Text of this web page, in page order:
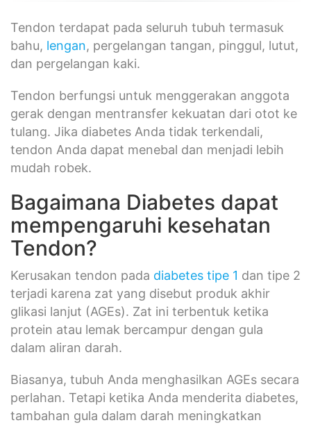
Tendon terdapat pada seluruh tubuh termasuk
bahu, lengan, pergelangan tangan, pinggul, lutut,
dan pergelangan kaki.
Tendon berfungsi untuk menggerakan anggota
gerak dengan mentransfer kekuatan dari otot ke
tulang. Jika diabetes Anda tidak terkendali,
tendon Anda dapat menebal dan menjadi lebih
mudah robek.
Bagaimana Diabetes dapat
mempengaruhi kesehatan
Tendon?
Kerusakan tendon pada diabetes tipe 1 dan tipe 2
terjadi karena zat yang disebut produk akhir
glikasi lanjut (AGEs). Zat ini terbentuk ketika
protein atau lemak bercampur dengan gula
dalam aliran darah.
Biasanya, tubuh Anda menghasilkan AGEs secara
perlahan. Tetapi ketika Anda menderita diabetes,
tambahan gula dalam darah meningkatkan